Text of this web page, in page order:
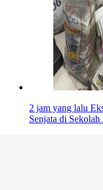
2 jam yang lalu
Senjata di Sekolah